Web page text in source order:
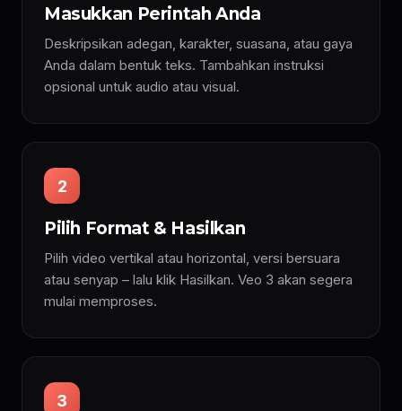
Masukkan Perintah Anda
Deskripsikan adegan, karakter, suasana, atau gaya
Anda dalam bentuk teks. Tambahkan instruksi
opsional untuk audio atau visual.
2
Pilih Format & Hasilkan
Pilih video vertikal atau horizontal, versi bersuara
atau senyap – lalu klik Hasilkan. Veo 3 akan segera
mulai memproses.
3